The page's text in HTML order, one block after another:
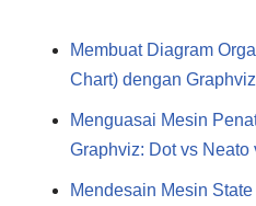
Membuat Diagram
Chart) dengan Graphviz
Menguasai Mesin
Graphviz: Dot vs Neato
Mendesain Mesin